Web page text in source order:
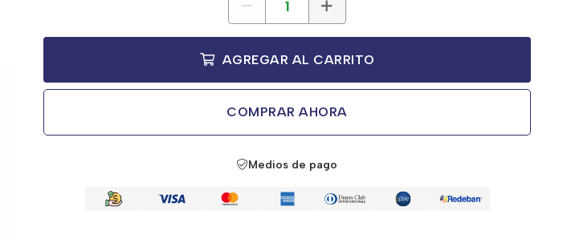
AGREGAR AL CARRITO
COMPRAR AHORA
Medios de pago